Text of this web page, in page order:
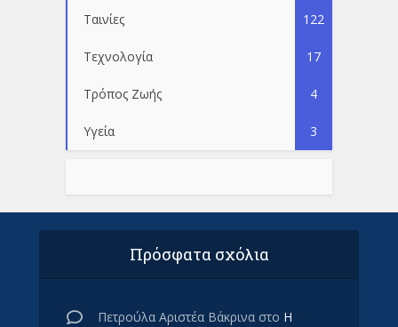
Ταινίες 122
Τεχνολογία 17
Τρόπος Ζωής 4
Υγεία 3
Πρόσφατα σχόλια
Πετρούλα Αριστέα Βάκρινα στο Η